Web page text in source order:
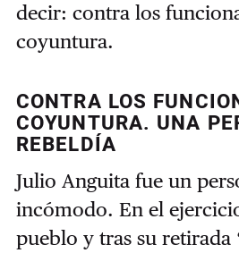
decir: contra los
coyuntura.
CONTRA LOS
COYUNTURA. UNA
REBELDÍA
Julio Anguita fue un
incómodo. En el
pueblo y tras su retirada